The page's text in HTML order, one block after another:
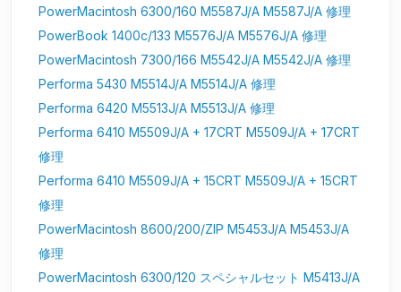
PowerMacintosh 6300/160 M5587J/A M5587J/A 修理
PowerBook 1400c/133 M5576J/A M5576J/A 修理
PowerMacintosh 7300/166 M5542J/A M5542J/A 修理
Performa 5430 M5514J/A M5514J/A 修理
Performa 6420 M5513J/A M5513J/A 修理
Performa 6410 M5509J/A + 17CRT M5509J/A + 17CRT
修理
Performa 6410 M5509J/A + 15CRT M5509J/A + 15CRT
修理
PowerMacintosh 8600/200/ZIP M5453J/A M5453J/A
修理
PowerMacintosh 6300/120 スペシャルセット M5413J/A